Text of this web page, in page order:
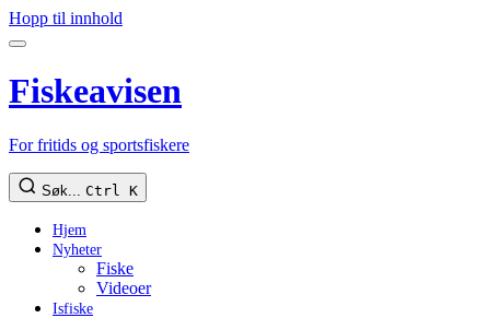
Hopp til innhold
Fiskeavisen
For fritids og sportsfiskere
Søk... Ctrl K
Hjem
Nyheter
Fiske
Videoer
Isfiske